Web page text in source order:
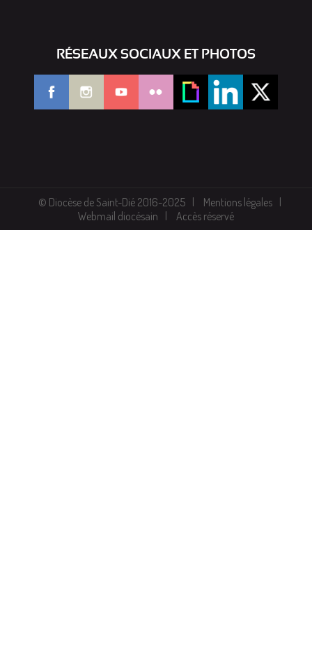
RÉSEAUX SOCIAUX ET PHOTOS
© Diocèse de Saint-Dié 2016-2025
Mentions légales
Webmail diocésain
Accès réservé